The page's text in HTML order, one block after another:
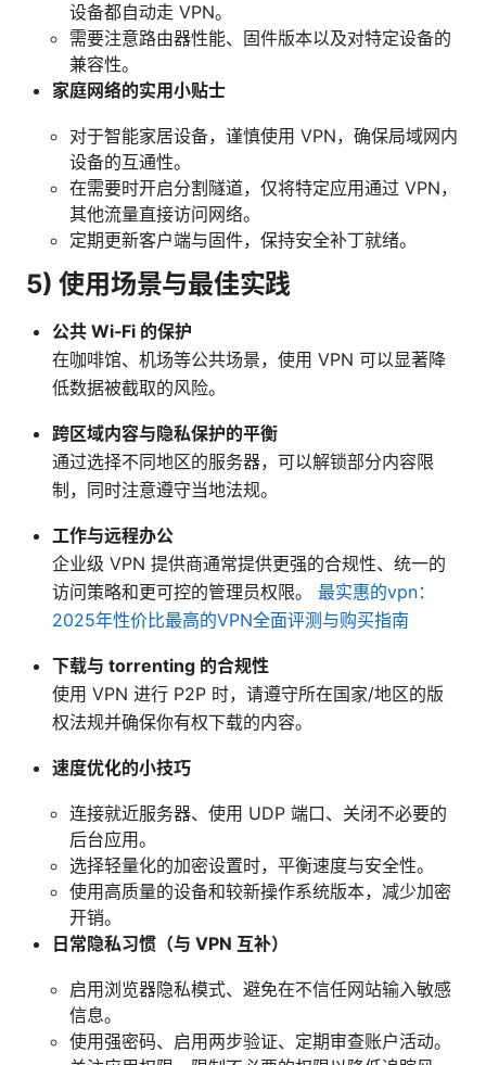
设备都自动走 VPN。
需要注意路由器性能、固件版本以及对特定设备的
兼容性。
家庭网络的实用小贴士
对于智能家居设备，谨慎使用 VPN，确保局域网内
设备的互通性。
在需要时开启分割隧道，仅将特定应用通过 VPN，
其他流量直接访问网络。
定期更新客户端与固件，保持安全补丁就绪。
5) 使用场景与最佳实践
公共 Wi‑Fi 的保护
在咖啡馆、机场等公共场景，使用 VPN 可以显著降
低数据被截取的风险。
跨区域内容与隐私保护的平衡
通过选择不同地区的服务器，可以解锁部分内容限
制，同时注意遵守当地法规。
工作与远程办公
企业级 VPN 提供商通常提供更强的合规性、统一的
访问策略和更可控的管理员权限。 最实惠的vpn：
2025年性价比最高的VPN全面评测与购买指南
下载与 torrenting 的合规性
使用 VPN 进行 P2P 时，请遵守所在国家/地区的版
权法规并确保你有权下载的内容。
速度优化的小技巧
连接就近服务器、使用 UDP 端口、关闭不必要的
后台应用。
选择轻量化的加密设置时，平衡速度与安全性。
使用高质量的设备和较新操作系统版本，减少加密
开销。
日常隐私习惯（与 VPN 互补）
启用浏览器隐私模式、避免在不信任网站输入敏感
信息。
使用强密码、启用两步验证、定期审查账户活动。